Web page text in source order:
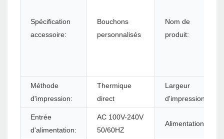
Spécification
accessoire:
Bouchons
personnalisés
Nom de
produit:
Méthode
d'impression:
Thermique
direct
Largeur
d'impression:
Entrée
d'alimentation:
AC 100V-240V
50/60HZ
Alimentation: